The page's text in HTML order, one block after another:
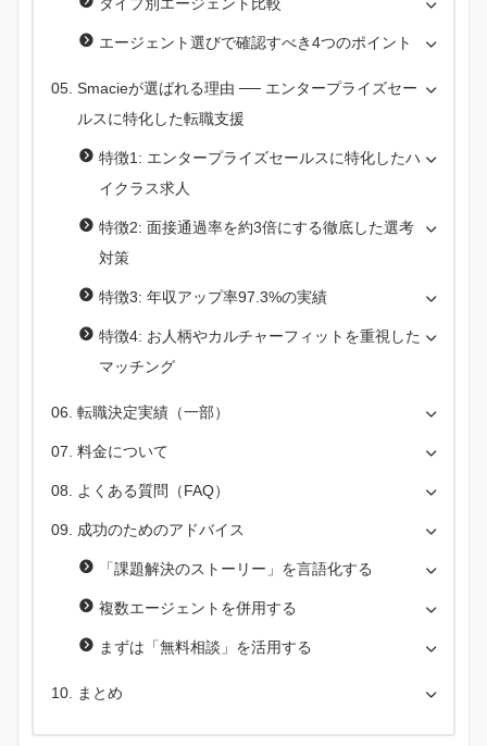
タイプ別エージェント比較
エージェント選びで確認すべき4つのポイント
Smacieが選ばれる理由 ── エンタープライズセー
ルスに特化した転職支援
特徴1: エンタープライズセールスに特化したハ
イクラス求人
特徴2: 面接通過率を約3倍にする徹底した選考
対策
特徴3: 年収アップ率97.3%の実績
特徴4: お人柄やカルチャーフィットを重視した
マッチング
転職決定実績（一部）
料金について
よくある質問（FAQ）
成功のためのアドバイス
「課題解決のストーリー」を言語化する
複数エージェントを併用する
まずは「無料相談」を活用する
まとめ